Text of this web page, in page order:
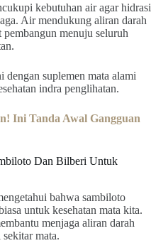
kebutuhan air agar hidrasi
Air mendukung aliran darah
menuju seluruh
suplemen mata alami
indra penglihatan.
Ini Tanda Awal Gangguan
Dan Bilberi Untuk
bahwa sambiloto
untuk kesehatan mata kita.
menjaga aliran darah
mata.